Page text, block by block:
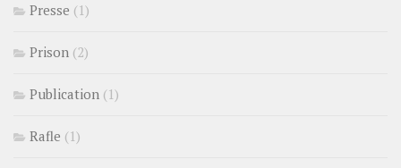
Presse (1)
Prison (2)
Publication (1)
Rafle (1)